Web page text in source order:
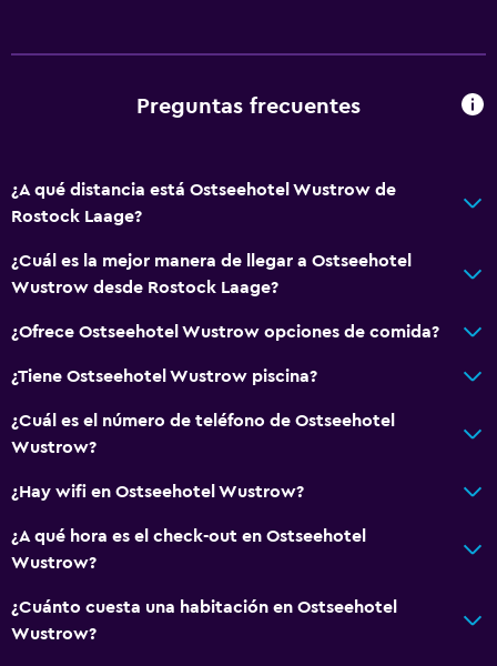
Preguntas frecuentes
¿A qué distancia está Ostseehotel Wustrow de
Rostock Laage?
¿Cuál es la mejor manera de llegar a Ostseehotel
Wustrow desde Rostock Laage?
¿Ofrece Ostseehotel Wustrow opciones de comida?
¿Tiene Ostseehotel Wustrow piscina?
¿Cuál es el número de teléfono de Ostseehotel
Wustrow?
¿Hay wifi en Ostseehotel Wustrow?
¿A qué hora es el check-out en Ostseehotel
Wustrow?
¿Cuánto cuesta una habitación en Ostseehotel
Wustrow?